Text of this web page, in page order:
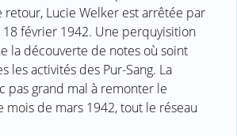
Lucie Welker est arrêtée par
18 février 1942. Une perquyisition
la découverte de notes où soint
les activités des Pur-Sang. La
pas grand mal à remonter le
mois de mars 1942, tout le réseau